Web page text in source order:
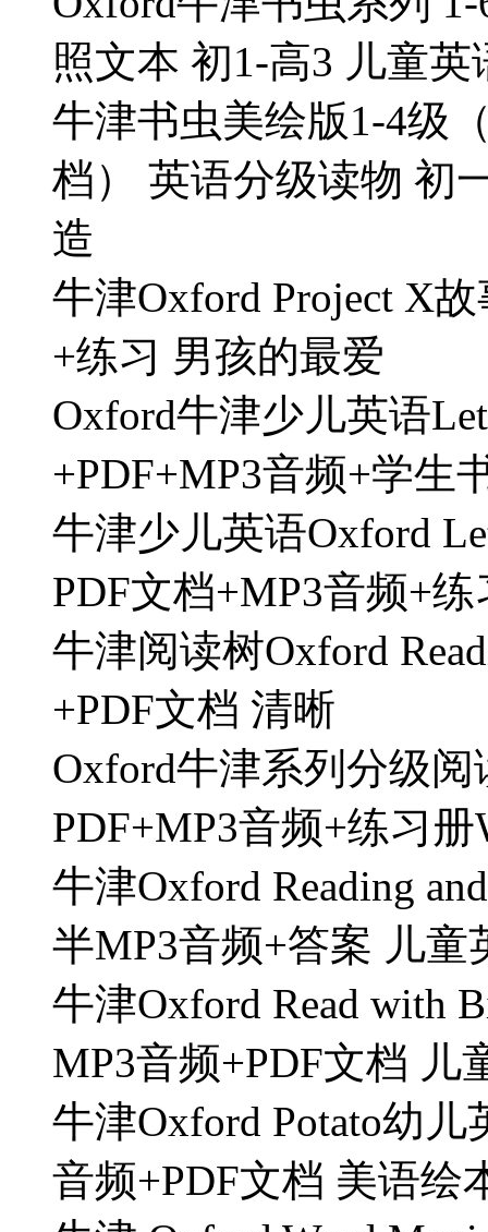
照文本 初1-高3 儿童英
牛津书虫美绘版1-4级
档） 英语分级读物 初
造
牛津Oxford Project X
+练习 男孩的最爱
Oxford牛津少儿英语
+PDF+MP3音频+学生
牛津少儿英语Oxford
PDF文档+MP3音频+
牛津阅读树Oxford
+PDF文档 清晰
Oxford牛津系列分级阅
PDF+MP3音频+练习册
牛津Oxford Reading
半MP3音频+答案 儿童
牛津Oxford Read with
MP3音频+PDF文档 儿
牛津Oxford Potato幼
音频+PDF文档 美语绘